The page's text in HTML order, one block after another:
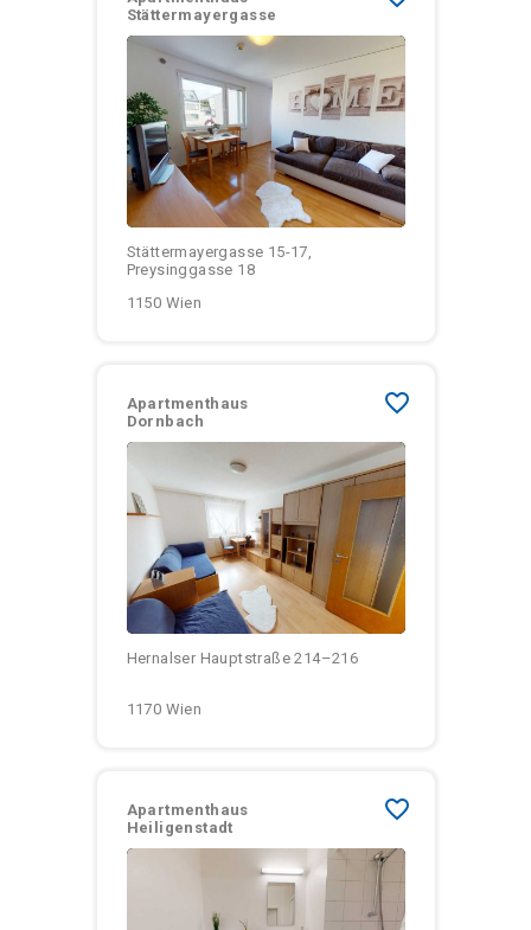
Stättermayergasse
Größen:
Monatliche Kosten:
Stättermayergasse 15-17,
Preysinggasse 18
1150 Wien
Apartmenthaus
Dornbach
favorite_border
Größen:
Monatliche Kosten:
Hernalser Hauptstraße 214–216
1170 Wien
Apartmenthaus
Heiligenstadt
favorite_border
Größen: